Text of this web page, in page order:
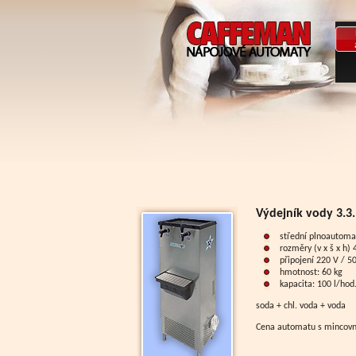
Výdejník vody 3.3.
střední
rozměry (v x š x h)
připojení 220 V /
hmotnost: 60 kg
kapacita: 100 l/hod.
soda + chl. voda + voda
Cena automatu s